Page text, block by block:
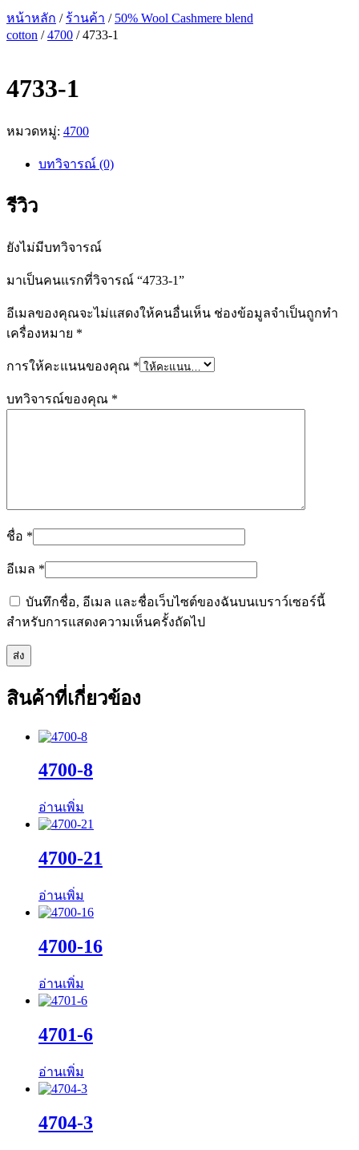
หน้าหลัก / ร้านค้า / 50% Wool Cashmere blend
cotton /4700 / 4733-1
4733-1
หมวดหมู่: 4700
บทวิจารณ์ (0)
รีวิว
ยังไม่มีบทวิจารณ์
มาเป็นคนแรกที่วิจารณ์ “4733-1”
อีเมลของคุณจะไม่แสดงให้คนอื่นเห็น ช่องข้อมูลจำเป็นถูกทำ
เครื่องหมาย *
การให้คะแนนของคุณ *
บทวิจารณ์ของคุณ *
ชื่อ *
อีเมล *
บันทึกชื่อ, อีเมล และชื่อเว็บไซต์ของฉันบนเบราว์เซอร์นี้
สำหรับการแสดงความเห็นครั้งถัดไป
สินค้าที่เกี่ยวข้อง
4700-8
อ่านเพิ่ม
4700-21
อ่านเพิ่ม
4700-16
อ่านเพิ่ม
4701-6
อ่านเพิ่ม
4704-3